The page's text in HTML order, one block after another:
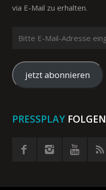
via E-Mail zu erhalten.
Mail-
Adresse
eingeben
jetzt abonnieren
PRESSPLAY FOLGEN